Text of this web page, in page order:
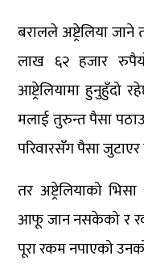
बरालले अष्ट्रेलिया
लाख ६२ हजार
आष्ट्रेलियामा हुनुहुँदो
मलाई तुरुन्त पैसा
परिवारसँग पैसा
तर अष्ट्रेलियाको
आफू जान नसकेको र
पूरा रकम नपाएको